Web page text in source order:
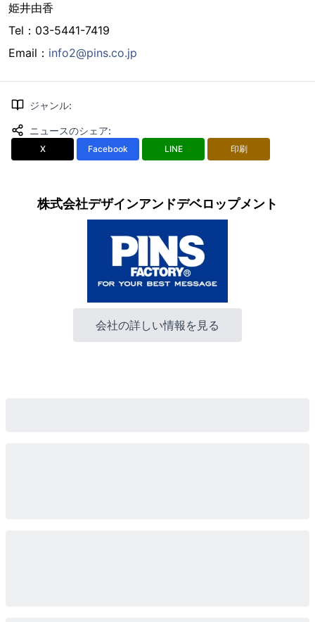
姫井由香
Tel：03-5441-7419
Email： info2@pins.co.jp
ジャンル:
ニュースのシェア:
X Facebook LINE 印刷
株式会社デザインアンドデベロップメント
会社の詳しい情報を見る